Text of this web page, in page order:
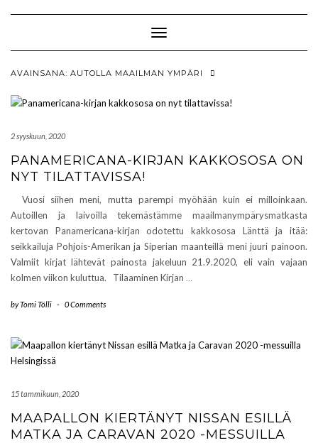
Toggle Navigation
AVAINSANA: AUTOLLA MAAILMAN YMPÄRI
2 syyskuun, 2020
PANAMERICANA-KIRJAN KAKKOSOSA ON
NYT TILATTAVISSA!
Vuosi siihen meni, mutta parempi myöhään kuin ei milloinkaan.
Autoillen ja laivoilla tekemästämme maailmanympärysmatkasta
kertovan Panamericana-kirjan odotettu kakkososa Länttä ja itää:
seikkailuja Pohjois-Amerikan ja Siperian maanteillä meni juuri painoon.
Valmiit kirjat lähtevät painosta jakeluun 21.9.2020, eli vain vajaan
kolmen viikon kuluttua. Tilaaminen Kirjan …
byTomi Tölli - 0 Comments
15 tammikuun, 2020
MAAPALLON KIERTÄNYT NISSAN ESILLÄ
MATKA JA CARAVAN 2020 -MESSUILLA